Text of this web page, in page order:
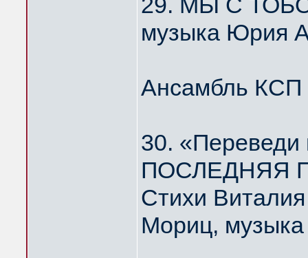
музыка Юрия
Ансамбль
30.
ПОСЛЕДНЯЯ
Стихи
Мориц,